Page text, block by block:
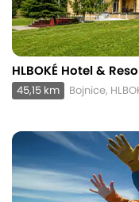
HLBOKÉ Hotel &
45,15 km Bojnice,